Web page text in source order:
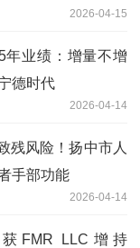
2026-04-15
年业绩：增量不增
德时代
2026-04-14
残风险！扬中市人
手部功能
2026-04-14
获FMR LLC增持